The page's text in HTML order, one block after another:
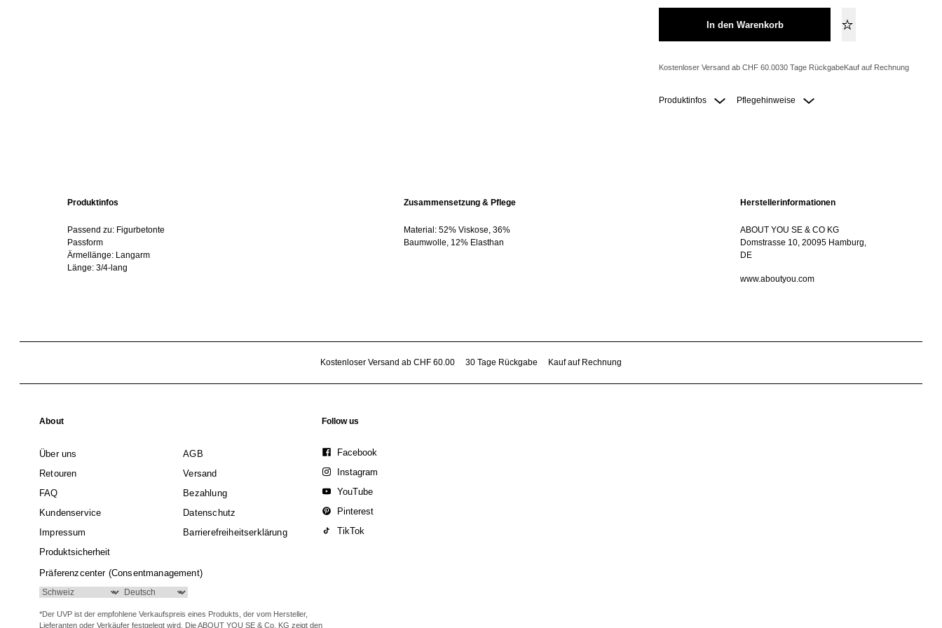
In den Warenkorb
Kostenloser Versand ab CHF 60.0030 Tage RückgabeKauf auf Rechnung
Produktinfos Pflegehinweise
Produktinfos
Passend zu: Figurbetonte
Passform
Ärmellänge: Langarm
Länge: 3/4-lang
Zusammensetzung & Pflege
Material: 52% Viskose, 36%
Baumwolle, 12% Elasthan
Herstellerinformationen
ABOUT YOU SE & CO KG
Domstrasse 10, 20095 Hamburg,
DE
www.aboutyou.com
Kostenloser Versand ab CHF 60.00 30 Tage Rückgabe Kauf auf Rechnung
About
Über uns
AGB
Retouren
Versand
FAQ
Bezahlung
Kundenservice
Datenschutz
Impressum
Barrierefreiheitserklärung
Produktsicherheit
Präferenzcenter (Consentmanagement)
*Der UVP ist der empfohlene Verkaufspreis eines Produkts, der vom Hersteller,
Lieferanten oder Verkäufer festgelegt wird. Die ABOUT YOU SE & Co. KG zeigt den
Follow us
Facebook
Instagram
YouTube
Pinterest
TikTok